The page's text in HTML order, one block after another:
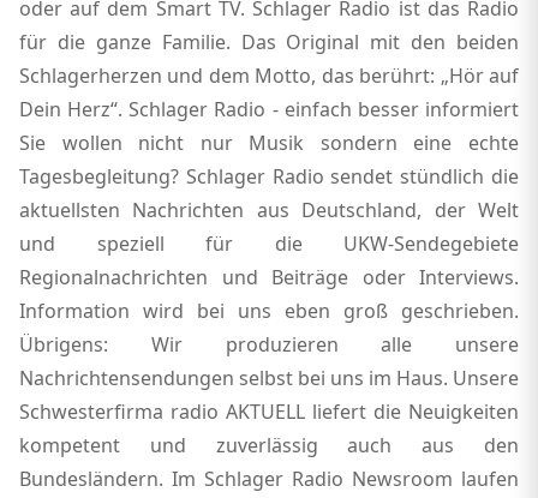
oder auf dem Smart TV. Schlager Radio ist das Radio
für die ganze Familie. Das Original mit den beiden
Schlagerherzen und dem Motto, das berührt: „Hör auf
Dein Herz“. Schlager Radio - einfach besser informiert
Sie wollen nicht nur Musik sondern eine echte
Tagesbegleitung? Schlager Radio sendet stündlich die
aktuellsten Nachrichten aus Deutschland, der Welt
und speziell für die UKW-Sendegebiete
Regionalnachrichten und Beiträge oder Interviews.
Information wird bei uns eben groß geschrieben.
Übrigens: Wir produzieren alle unsere
Nachrichtensendungen selbst bei uns im Haus. Unsere
Schwesterfirma radio AKTUELL liefert die Neuigkeiten
kompetent und zuverlässig auch aus den
Bundesländern. Im Schlager Radio Newsroom laufen